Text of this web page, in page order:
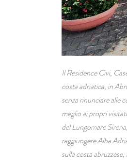
Il Residence Civi,
costa adriatica, in
senza rinunciare alle
meglio ai propri
del Lungomare
raggiungere Alba
sulla costa